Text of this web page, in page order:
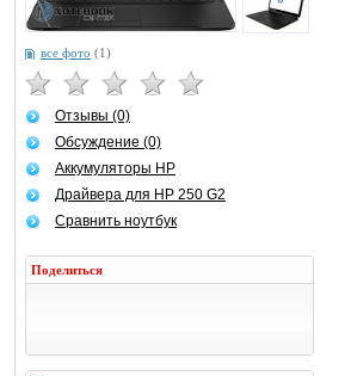
все фото (1)
Отзывы (0)
Обсуждение (0)
Аккумуляторы HP
Драйвера для HP 250 G2
Сравнить ноутбук
Поделиться